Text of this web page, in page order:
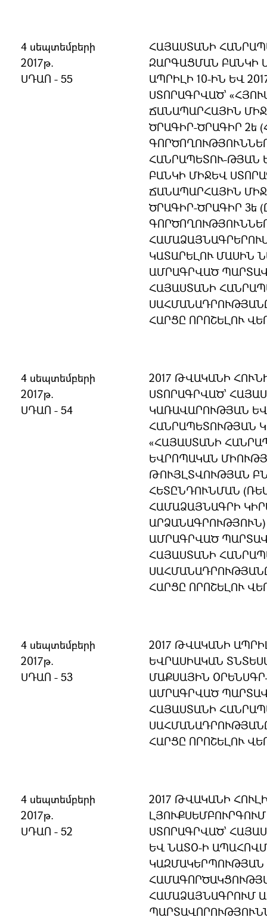
4 սեպտեմբերի
2017թ.
ՍԴԱՈ - 55
ՀԱՅԱՍՏԱՆԻ
ԶԱՐԳԱՑՄԱՆ ԲԱՆԿԻ
ԱՊՐԻԼԻ 10-ԻՆ ԵՎ
ՍՏՈՐԱԳՐՎԱԾ՝
ՃԱՆԱՊԱՐՀԱՅԻՆ
ԾՐԱԳԻՐ-ԾՐԱԳԻՐ 2ե
ՀԱՆՐԱՊԵՏՈՒ-ԹՅԱՆ
ԲԱՆԿԻ ՄԻՋԵՎ
ՃԱՆԱՊԱՐՀԱՅԻՆ
ԾՐԱԳԻՐ-ԾՐԱԳԻՐ 3ե
ԿԱՏԱՐԵԼՈՒ ՄԱՍԻՆ
ԱՄՐԱԳՐՎԱԾ
ՀԱՅԱՍՏԱՆԻ
ՀԱՐՑԸ ՈՐՈՇԵԼՈՒ
4 սեպտեմբերի
2017թ.
ՍԴԱՈ - 54
2017 ԹՎԱԿԱՆԻ
ՍՏՈՐԱԳՐՎԱԾ՝
ԿԱՌԱՎԱՐՈՒԹՅԱՆ
ՀԱՆՐԱՊԵՏՈՒԹՅԱՆ
«ՀԱՅԱՍՏԱՆԻ
ԵՎՐՈՊԱԿԱՆ
ԹՈՒՅԼՏՎՈՒԹՅԱՆ
ՀԵՏԸՆԴՈՒՆՄԱՆ
ՀԱՄԱՁԱՅՆԱԳՐԻ
ԱՄՐԱԳՐՎԱԾ
ՀԱՅԱՍՏԱՆԻ
ՀԱՐՑԸ ՈՐՈՇԵԼՈՒ
4 սեպտեմբերի
2017թ.
ՍԴԱՈ - 53
2017 ԹՎԱԿԱՆԻ
ԵՎՐԱՍԻԱԿԱՆ
ՄԱՔՍԱՅԻՆ
ԱՄՐԱԳՐՎԱԾ
ՀԱՅԱՍՏԱՆԻ
ՀԱՐՑԸ ՈՐՈՇԵԼՈՒ
4 սեպտեմբերի
2017թ.
ՍԴԱՈ - 52
2017 ԹՎԱԿԱՆԻ
ՍՏՈՐԱԳՐՎԱԾ՝
ԵՎ ՆԱՏՕ-Ի
ԿԱԶՄԱԿԵՐՊՈՒԹՅԱՆ
ՀԱՄԱՁԱՅՆԱԳՐՈՒՄ